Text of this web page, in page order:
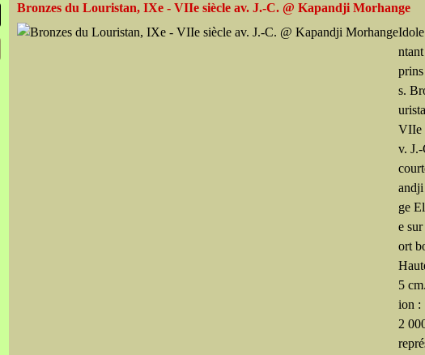
Bronzes du Louristan, IXe - VIIe siècle av. J.-C. @ Kapandji Morhange
s.
VIIe
v.
ge
e
ort
5
ion :
2